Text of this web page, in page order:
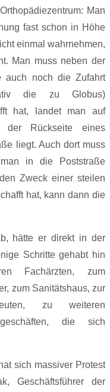
Man
fast schon in Höhe
einmal wahrnehmen,
Man muss neben der
auch noch die Zufahrt
die zu Globus)
hat, landet man auf
der Rückseite eines
liegt. Auch dort muss
in die Poststraße
Zweck einer steilen
hat, kann dann die
hätte er direkt in der
Schritte gehabt hin
Fachärzten, zum
zum Sanitätshaus, zur
zu weiteren
die sich
sich massiver Protest
Geschäftsführer der